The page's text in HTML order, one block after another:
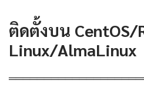
ติดตั้งบน CentOS/
Linux/AlmaLinux